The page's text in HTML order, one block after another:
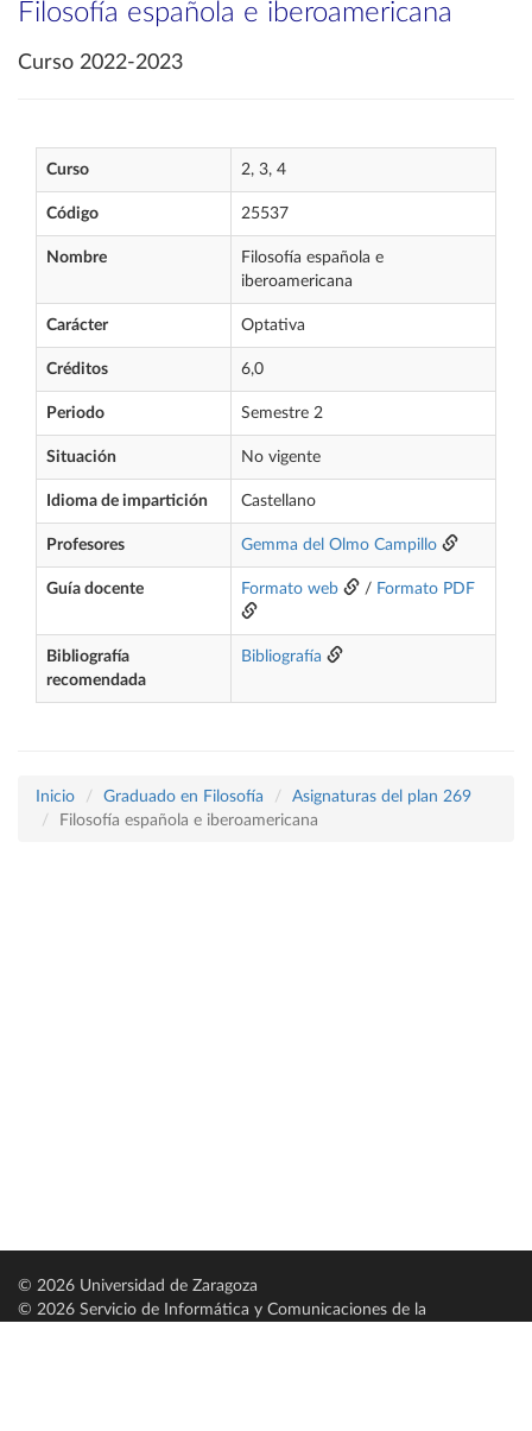
Filosofía española e iberoamericana
Curso 2022-2023
Curso 2, 3, 4
Código 25537
Nombre
Filosofía española e
iberoamericana
Carácter Optativa
Créditos 6,0
Periodo Semestre 2
Situación No vigente
Idioma de impartición Castellano
Profesores Gemma del Olmo Campillo
Guía docente Formato web / Formato PDF
Bibliografía
recomendada
Bibliografía
Inicio Graduado en Filosofía
Asignaturas del plan 269
Filosofía española e iberoamericana
© 2026 Universidad de Zaragoza
© 2026 Servicio de Informática y Comunicaciones de la